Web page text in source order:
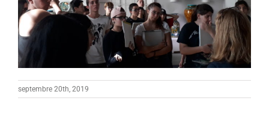
septembre 20th, 2019